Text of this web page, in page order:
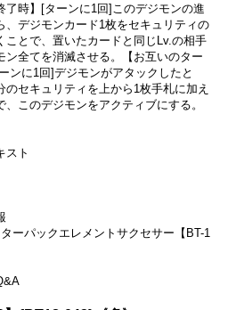
了時】[ターンに1回]このデジモンの進
、デジモンカード1枚をセキュリティの
ことで、置いたカードと同じLv.の相手
ン全てを消滅させる。【お互いのター
ンに1回]デジモンがアタックしたと
のセキュリティを上から1枚手札に加え
、このデジモンをアクティブにする。
スト
ーパックエレメントサクセサー【BT-1